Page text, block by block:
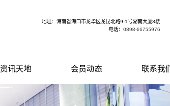
地址：海南省海口市龙华区龙昆北路9-1号湖南大厦8楼
电话： 0898-66755976
资讯天地 会员动态 联系我们